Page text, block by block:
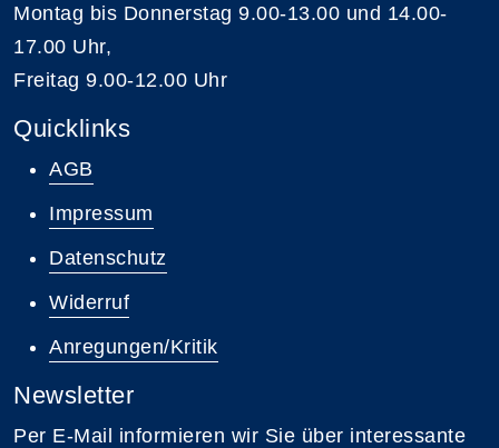
Montag bis Donnerstag 9.00-13.00 und 14.00-
17.00 Uhr,
Freitag 9.00-12.00 Uhr
Quicklinks
AGB
Impressum
Datenschutz
Widerruf
Anregungen/Kritik
Newsletter
Per E-Mail informieren wir Sie über interessante